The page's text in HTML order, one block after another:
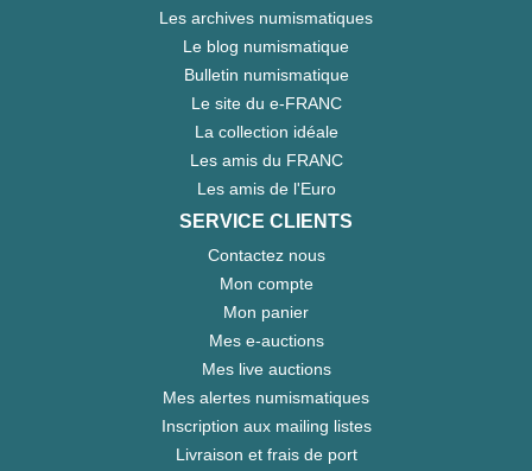
Les archives numismatiques
Le blog numismatique
Bulletin numismatique
Le site du e-FRANC
La collection idéale
Les amis du FRANC
Les amis de l'Euro
SERVICE CLIENTS
Contactez nous
Mon compte
Mon panier
Mes e-auctions
Mes live auctions
Mes alertes numismatiques
Inscription aux mailing listes
Livraison et frais de port